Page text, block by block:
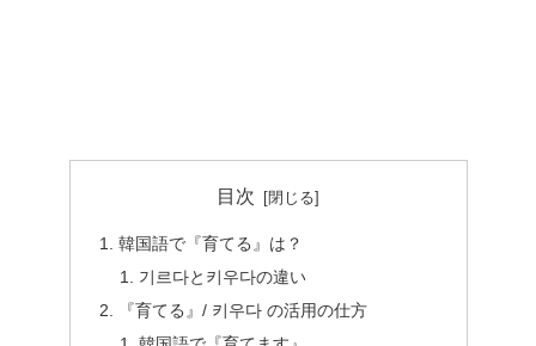
目次
韓国語で『育てる』は？
기르다と키우다の違い
『育てる』/ 키우다 の活用の仕方